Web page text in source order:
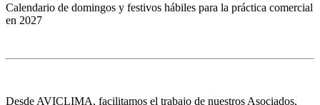
Calendario de domingos y festivos hábiles para la práctica comercial
en 2027
Desde AVICLIMA, facilitamos el trabajo de nuestros Asociados,